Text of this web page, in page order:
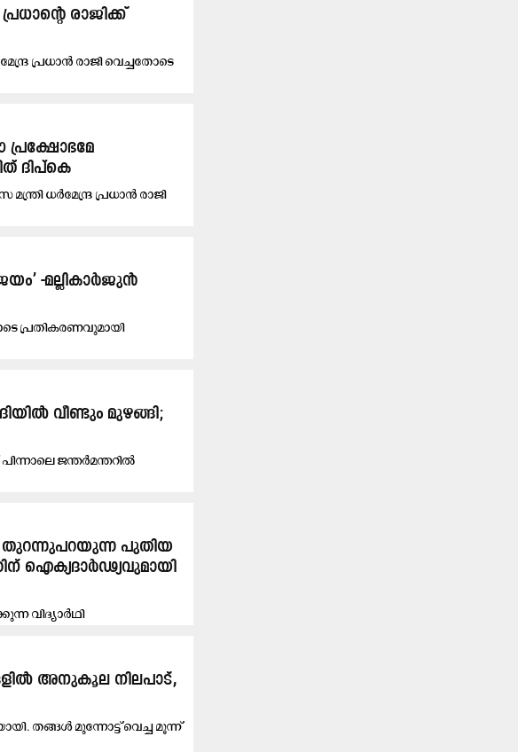
രാജിക്ക്
പ്രധാൻ രാജി വെച്ചതോടെ
പ്രക്ഷോഭമേ
ദിപ്‌കെ
ധർമേന്ദ്ര പ്രധാൻ രാജി
-മല്ലികാർജുൻ
പ്രതികരണവുമായി
വീണ്ടും മുഴങ്ങി;
പിന്നാലെ ജന്തർമന്തറിൽ
തുറന്നുപറയുന്ന പുതിയ
ഐക്യദാർഢ്യവുമായി
വിദ്യാർഥി
അനുകൂല നിലപാട്,
തങ്ങൾ മുന്നോട്ട് വെച്ച മൂന്ന്